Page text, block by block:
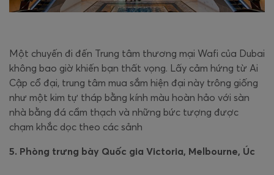
Một chuyến đi đến Trung tâm thương mại Wafi của Dubai
không bao giờ khiến bạn thất vọng. Lấy cảm hứng từ Ai
Cập cổ đại, trung tâm mua sắm hiện đại này trông giống
như một kim tự tháp bằng kính màu hoàn hảo với sàn
nhà bằng đá cẩm thạch và những bức tượng được
chạm khắc dọc theo các sảnh
5. Phòng trưng bày Quốc gia Victoria, Melbourne, Úc